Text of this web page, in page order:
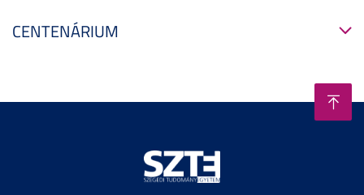
CENTENÁRIUM